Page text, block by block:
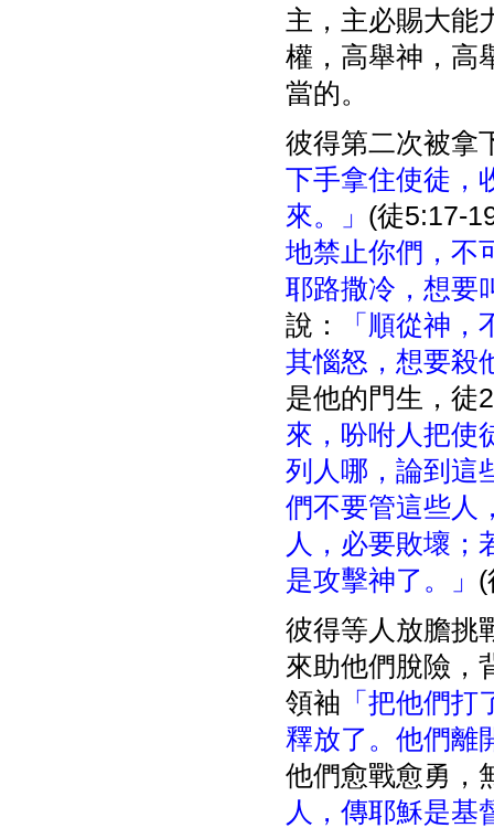
主，主必賜大能
權，高舉神，高
當的。
彼得第二次被拿
下手拿住使徒，
來。」 (徒5:17-
地禁止你們，不
耶路撒冷，想要
說：
「順從神
其惱怒，想要殺
是他的門生，徒
來，吩咐人把使
列人哪，論到這
們不要管這些人
人，必要敗壞；
是攻擊神了。」
彼得等人放膽挑
來助他們脫險，
領袖 「把他們
釋放了。他們離
他們愈戰愈勇，
人，傳耶穌是基